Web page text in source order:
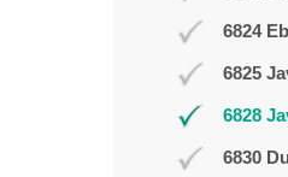
6824
6825
6828
6830